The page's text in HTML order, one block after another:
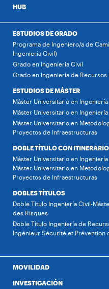
HUB
ESTUDIOS DE GRADO
Programa de Ingeniero/a de
Ingeniería Civil)
Grado en Ingeniería Civil
Grado en Ingeniería de Recursos
ESTUDIOS DE MÁSTER
Máster Universitario en
Máster Universitario en
Máster Universitario en
Proyectos de Infraestructuras
DOBLE TÍTULO CON
Máster Universitario en
Máster Universitario en
Proyectos de Infraestructuras
DOBLES TÍTULOS
Doble Título Ingeniería Civil-
des Risques
Doble Título Ingeniería de
Ingénieur Sécurité et Prévention
MOVILIDAD
INVESTIGACIÓN